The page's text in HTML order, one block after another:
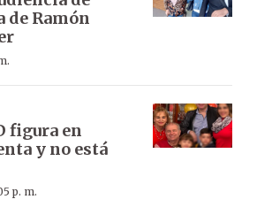
de Ramón
figura en
y no está
p. m.